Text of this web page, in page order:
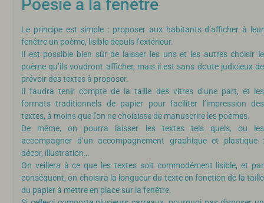
Poésie à la fenêtre
Le principe est simple : proposer aux habitants d’afficher à leur
fenêtre un poème, lisible depuis l’extérieur.
Il est possible bien sûr de laisser les uns et les autres choisir le
poème qu’ils voudront afficher, mais il est sans doute judicieux de
prévoir des textes à proposer.
Il faudra tenir compte de la taille des vitres d’une part, et les
formats traditionnels de papier pour faciliter l’impression des
textes, à moins que l’on ne choisisse de manuscrire les poèmes.
De même, on pourra laisser les textes tels quels, ou les
accompagner d’un accompagnement graphique et plastique :
décor, illustration…
On veillera à ce que les textes soit commodément lisible, et par
conséquent, on choisira la longueur du texte en fonction de la taille
du papier à mettre en place sur la fenêtre.